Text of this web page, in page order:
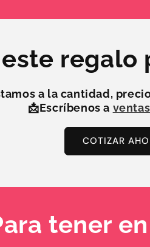
regalo
a la cantidad,
📩Escríbenos a
COTIZAR
tener